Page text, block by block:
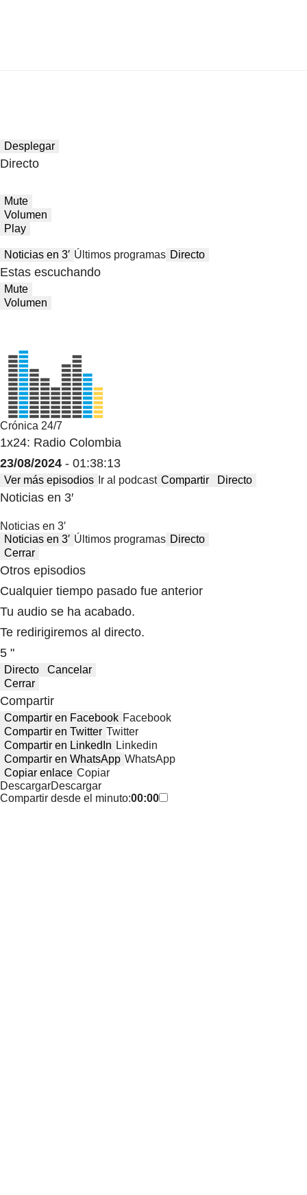
Desplegar
Directo
Mute
Volumen
Play
Noticias en 3′ Últimos programas Directo
Estas escuchando
Mute
Volumen
Crónica 24/7
1x24: Radio Colombia
23/08/2024 - 01:38:13
Ver más episodios Ir al podcast Compartir Directo
Noticias en 3′
Noticias en 3′
Noticias en 3′ Últimos programas Directo
Cerrar
Otros episodios
Cualquier tiempo pasado fue anterior
Tu audio se ha acabado.
Te redirigiremos al directo.
5 "
Directo
Cancelar
Cerrar
Compartir
Compartir en Facebook Facebook
Compartir en Twitter Twitter
Compartir en LinkedIn Linkedin
Compartir en WhatsApp WhatsApp
Copiar enlace Copiar
DescargarDescargar
Compartir desde el minuto:00:00